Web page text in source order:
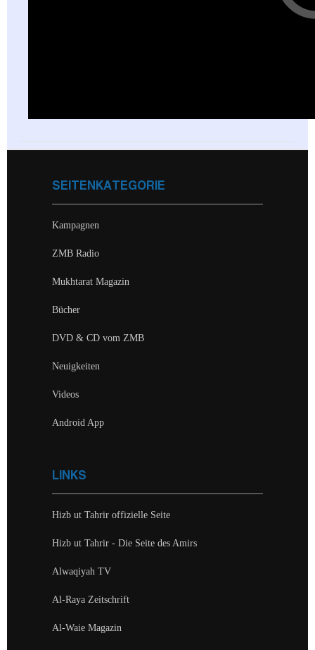
SEITENKATEGORIE
Kampagnen
ZMB Radio
Mukhtarat Magazin
Bücher
DVD & CD vom ZMB
Neuigkeiten
Videos
Android App
LINKS
Hizb ut Tahrir offizielle Seite
Hizb ut Tahrir - Die Seite des Amirs
Alwaqiyah TV
Al-Raya Zeitschrift
Al-Waie Magazin